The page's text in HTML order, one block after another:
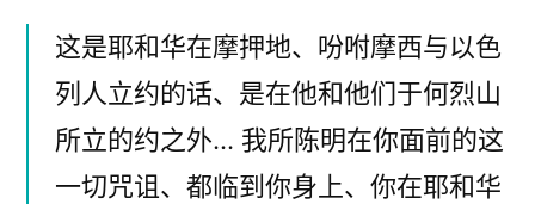
这是耶和华在摩押地、吩咐摩西与以色
列人立约的话、是在他和他们于何烈山
所立的约之外… 我所陈明在你面前的这
一切咒诅、都临到你身上、你在耶和华